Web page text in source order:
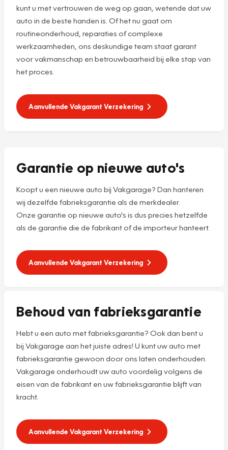
kunt u met vertrouwen de weg op gaan, wetende dat uw
auto in de beste handen is. Of het nu gaat om
routineonderhoud, reparaties of complexe
werkzaamheden, ons deskundige team staat garant
voor vakmanschap en betrouwbaarheid bij elke stap van
het proces.
Aanvullende Vakgarant Verzekering
Garantie op nieuwe auto's
Koopt u een nieuwe auto bij Vakgarage? Dan hanteren
wij dezelfde fabrieksgarantie als de merkdealer.
Onze garantie op nieuwe auto's is dus precies hetzelfde
als de garantie die de fabrikant of de importeur hanteert.
Aanvullende Vakgarant Verzekering
Behoud van fabrieksgarantie
Hebt u een auto met fabrieksgarantie? Ook dan bent u
bij Vakgarage aan het juiste adres! U kunt uw auto met
fabrieksgarantie gewoon door ons laten onderhouden.
Vakgarage onderhoudt uw auto voordelig volgens de
eisen van de fabrikant en uw fabrieksgarantie blijft van
kracht.
Aanvullende Vakgarant Verzekering